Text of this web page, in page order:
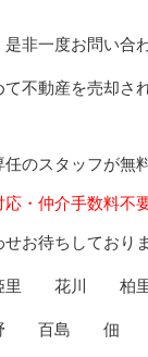
非一度お問い合
不動産を売却さ
のスタッフが無
応・仲介手数
お待ちしておりま
花川 柏
百島 佃